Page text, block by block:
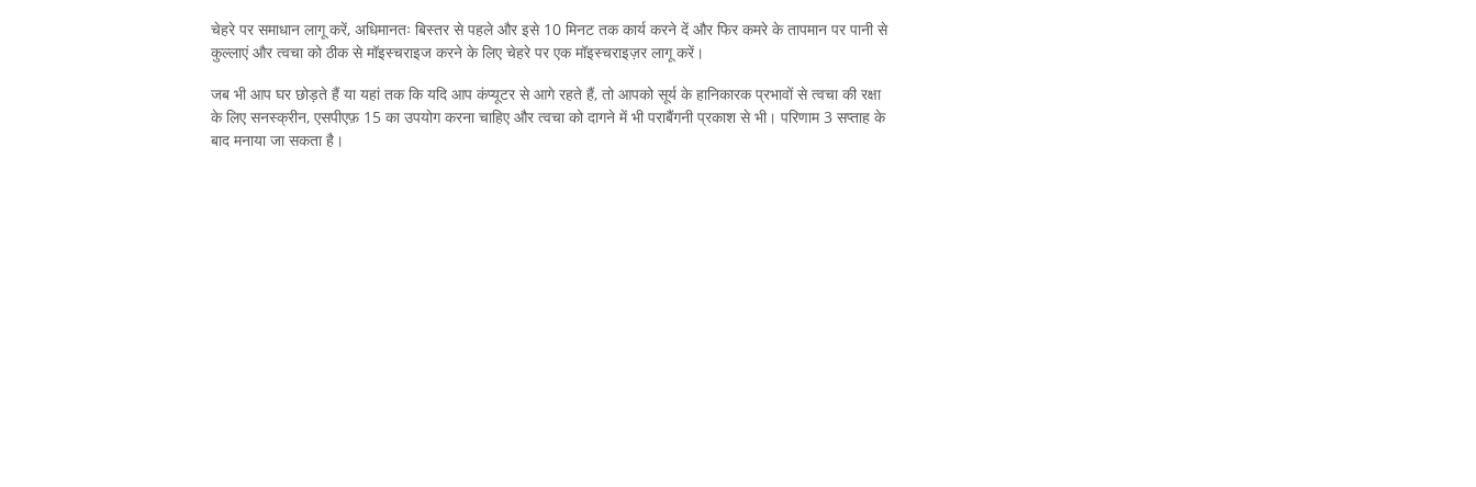
चेहरे पर समाधान लागू करें, अधिमानतः बिस्तर से पहले और इसे 10 मिनट तक कार्य करने दें और फिर कमरे के तापमान पर पानी से
कुल्लाएं और त्वचा को ठीक से मॉइस्चराइज करने के लिए चेहरे पर एक मॉइस्चराइज़र लागू करें।
जब भी आप घर छोड़ते हैं या यहां तक ​​कि यदि आप कंप्यूटर से आगे रहते हैं, तो आपको सूर्य के हानिकारक प्रभावों से त्वचा की रक्षा
के लिए सनस्क्रीन, एसपीएफ़ 15 का उपयोग करना चाहिए और त्वचा को दागने में भी पराबैंगनी प्रकाश से भी। परिणाम 3 सप्ताह के
बाद मनाया जा सकता है।